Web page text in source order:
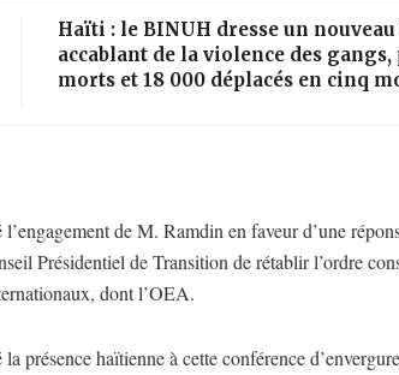
Haïti : le BINUH dresse un
accablant de la violence des gangs,
morts et 18 000 déplacés en cinq
de M. Ramdin en faveur d’une
Présidentiel de Transition de rétablir l’ordre
dont l’OEA.
la présence haïtienne à cette conférence